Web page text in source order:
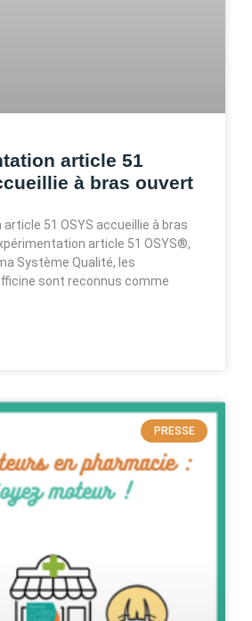
article 51
à bras ouvert
51 OSYS accueillie à bras
article 51 OSYS®,
Système Qualité, les
sont reconnus comme
PRESSE